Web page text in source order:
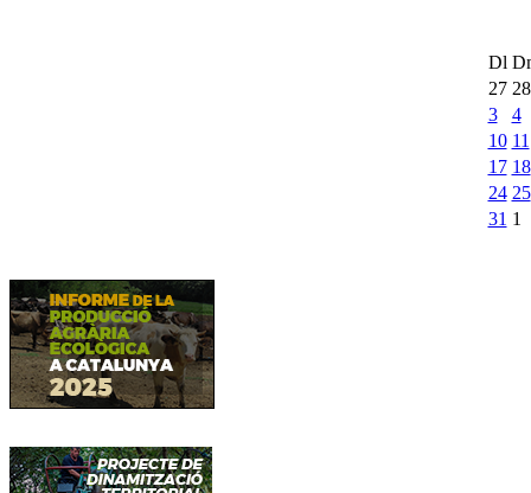
Dl
27 28
3
4
10 11
17 18
24 25
31 1